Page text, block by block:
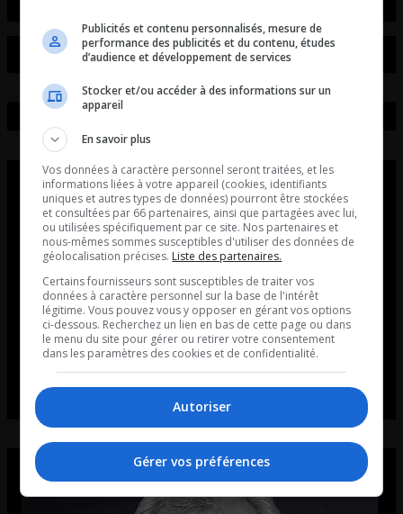
Publicités et contenu personnalisés, mesure de
performance des publicités et du contenu, études
d’audience et développement de services
Stocker et/ou accéder à des informations sur un
appareil
En savoir plus
Vos données à caractère personnel seront traitées, et les
informations liées à votre appareil (cookies, identifiants
uniques et autres types de données) pourront être stockées
et consultées par 66 partenaires, ainsi que partagées avec lui,
ou utilisées spécifiquement par ce site. Nos partenaires et
nous-mêmes sommes susceptibles d'utiliser des données de
géolocalisation précises. Liste des partenaires.
Certains fournisseurs sont susceptibles de traiter vos
données à caractère personnel sur la base de l'intérêt
légitime. Vous pouvez vous y opposer en gérant vos options
ci-dessous. Recherchez un lien en bas de cette page ou dans
le menu du site pour gérer ou retirer votre consentement
dans les paramètres des cookies et de confidentialité.
Autoriser
Gérer vos préférences